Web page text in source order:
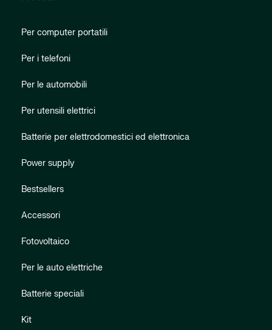
Per computer portatili
Per i telefoni
Per le automobili
Per utensili elettrici
Batterie per elettrodomestici ed elettronica
Power supply
Bestsellers
Accessori
Fotovoltaico
Per le auto elettriche
Batterie speciali
Kit